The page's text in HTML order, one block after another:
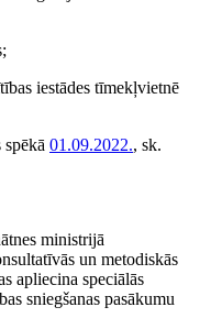
iestādes tīmekļvietnē
01.09.2022., sk.
ministrijā
un metodiskās
apliecina speciālās
sniegšanas pasākumu